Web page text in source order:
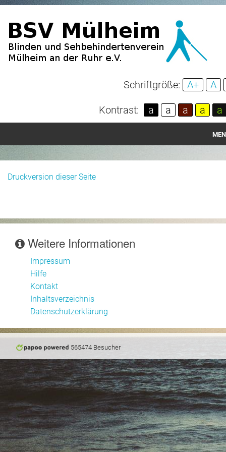
Schriftgröße: A+ A
Kontrast: a a a a a
Aktuelles
Spenden und Mitgliedschaft
Archiv
Druckversion dieser Seite
Weitere Informationen
Impressum
Hilfe
Kontakt
Inhaltsverzeichnis
Datenschutzerklärung
565474 Besucher